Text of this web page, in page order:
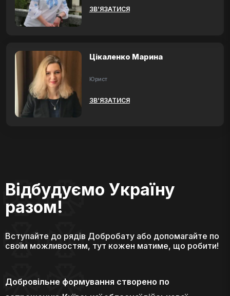
ЗВ’ЯЗАТИСЯ
Цікаленко Марина
Юрист
ЗВ’ЯЗАТИСЯ
Відбудуємо Україну
разом!
Вступайте до рядів Добробату або допомагайте по
своїм можливостям, тут кожен матиме, що робити!
Добровільне формування створено по